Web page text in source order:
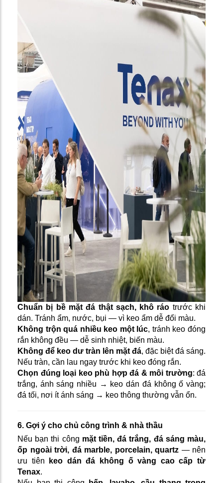
Chuẩn bị bề mặt đá thật sạch, khô ráo trước khi
dán. Tránh ẩm, nước, bụi — vì keo ẩm dễ đổi màu.
Không trộn quá nhiều keo một lúc, tránh keo đóng
rắn không đều — dễ sinh nhiệt, biến màu.
Không để keo dư tràn lên mặt đá, đặc biệt đá sáng.
Nếu tràn, cần lau ngay trước khi keo đóng rắn.
Chọn đúng loại keo phù hợp đá & môi trường: đá
trắng, ánh sáng nhiều → keo dán đá không ố vàng;
đá tối, nơi ít ánh sáng → keo thông thường vẫn ổn.
6. Gợi ý cho chủ công trình & nhà thầu
Nếu bạn thi công mặt tiền, đá trắng, đá sáng màu,
ốp ngoài trời, đá marble, porcelain, quartz — nên
ưu tiên
keo dán đá không ố vàng cao cấp từ
Tenax.